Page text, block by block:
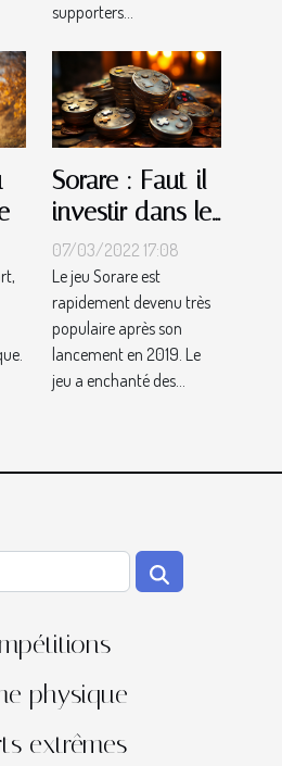
supporters...
Sorare : Faut-il
investir dans le
jeu ?
07/03/2022 17:08
Le jeu Sorare est
rapidement devenu très
populaire après son
lancement en 2019. Le
jeu a enchanté des...
physique
extrêmes